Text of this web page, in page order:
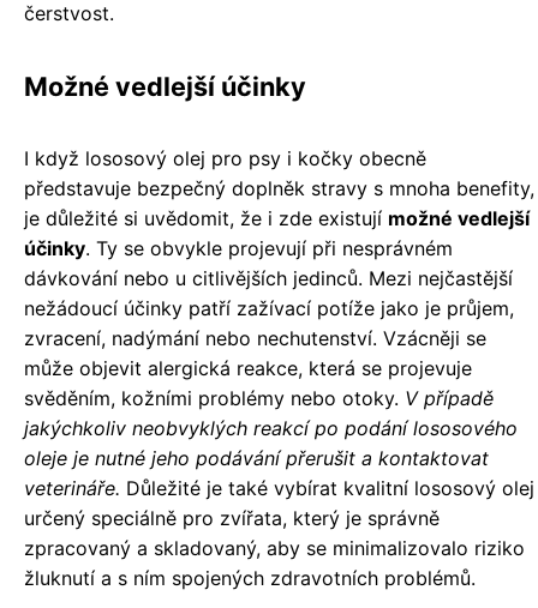
čerstvost.
Možné vedlejší účinky
I když lososový olej pro psy i kočky obecně
představuje bezpečný doplněk stravy s mnoha benefity,
je důležité si uvědomit, že i zde existují možné vedlejší
účinky. Ty se obvykle projevují při nesprávném
dávkování nebo u citlivějších jedinců. Mezi nejčastější
nežádoucí účinky patří zažívací potíže jako je průjem,
zvracení, nadýmání nebo nechutenství. Vzácněji se
může objevit alergická reakce, která se projevuje
svěděním, kožními problémy nebo otoky. V případě
jakýchkoliv neobvyklých reakcí po podání lososového
oleje je nutné jeho podávání přerušit a kontaktovat
veterináře. Důležité je také vybírat kvalitní lososový olej
určený speciálně pro zvířata, který je správně
zpracovaný a skladovaný, aby se minimalizovalo riziko
žluknutí a s ním spojených zdravotních problémů.